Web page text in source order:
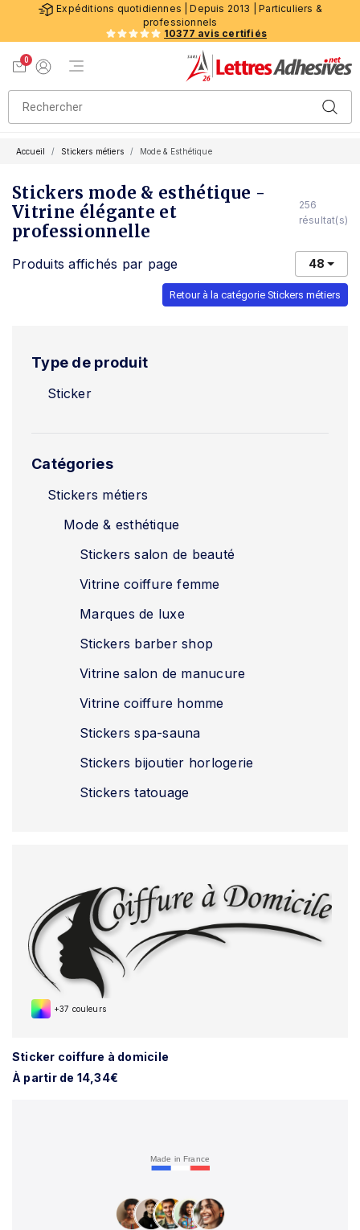
Expéditions quotidiennes | Depuis 2013 | Particuliers &
professionnels
10377 avis certifiés
0
Menu de navigation
Accueil Stickers métiers Mode & Esthétique
Stickers mode & esthétique -
Vitrine élégante et
professionnelle
256
résultat(s)
Produits affichés par page 48
Retour à la catégorie Stickers métiers
Type de produit
Sticker
Catégories
Stickers métiers
Mode & esthétique
Stickers salon de beauté
Vitrine coiffure femme
Marques de luxe
Stickers barber shop
Vitrine salon de manucure
Vitrine coiffure homme
Stickers spa-sauna
Stickers bijoutier horlogerie
Stickers tatouage
+37 couleurs
Sticker coiffure à domicile
À partir de 14,34€
Made in France